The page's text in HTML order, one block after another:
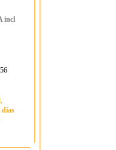
incl
días